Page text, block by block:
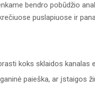
bendro pobūdžio
puslapiuose ir
koks sklaidos kanalas
paieška, ar įstaigos